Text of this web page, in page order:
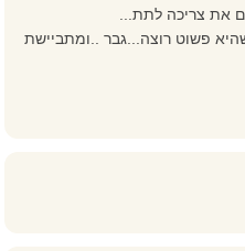
את צריכה לתת...
פשוט רוצה...גבר ..ומתביישת